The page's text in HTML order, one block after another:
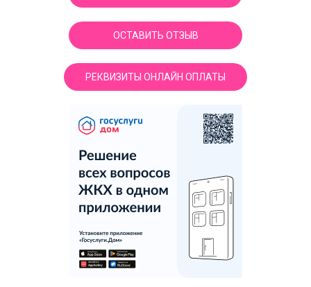
ОСТАВИТЬ ОТЗЫВ
РЕКВИЗИТЫ ОНЛАЙН ОПЛАТЫ